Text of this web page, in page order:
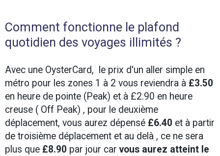
Comment fonctionne le plafond
quotidien des voyages illimités ?
Avec une OysterCard, le prix d'un aller simple en
métro pour les zones 1 à 2 vous reviendra à £3.50
en heure de pointe (Peak) et à £2.90 en heure
creuse ( Off Peak) , pour le deuxième
déplacement, vous aurez dépensé £6.40 et à partir
de troisième déplacement et au delà , ce ne sera
plus que £8.90 par jour carvous aurez atteint le